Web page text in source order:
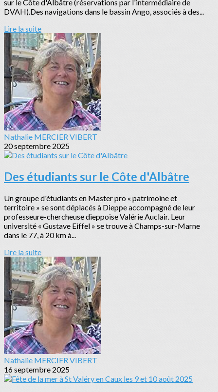
sur le Côte d'Albâtre (réservations par l'intermédiaire de
DVAH).Des navigations dans le bassin Ango, associés à des...
Lire la suite
Nathalie MERCIER VIBERT
20 septembre 2025
Des étudiants sur le Côte d'Albâtre
Un groupe d'étudiants en Master pro « patrimoine et
territoire » se sont déplacés à Dieppe accompagné de leur
professeure-chercheuse dieppoise Valérie Auclair. Leur
université « Gustave Eiffel » se trouve à Champs-sur-Marne
dans le 77, à 20 km à...
Lire la suite
Nathalie MERCIER VIBERT
16 septembre 2025